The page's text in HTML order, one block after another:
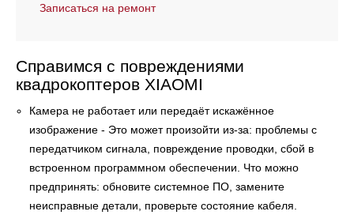
Записаться на ремонт
Справимся с повреждениями
квадрокоптеров XIAOMI
Камера не работает или передаёт искажённое
изображение - Это может произойти из-за: проблемы с
передатчиком сигнала, повреждение проводки, сбой в
встроенном программном обеспечении. Что можно
предпринять: обновите системное ПО, замените
неисправные детали, проверьте состояние кабеля.